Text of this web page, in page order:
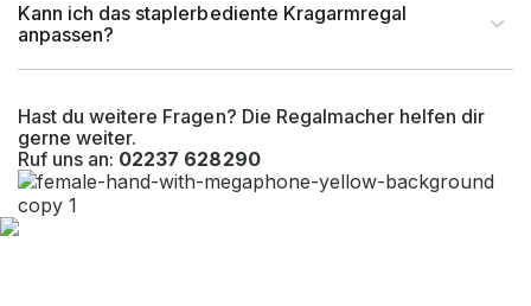
Hast du weitere Fragen? Die Regalmacher helfen dir
gerne weiter.
Ruf uns an: 02237 628290
Kann ich das staplerbediente Kragarmregal
anpassen?